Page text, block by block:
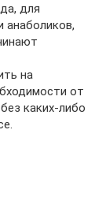
для
анаболиков,
на
от
каких-либо